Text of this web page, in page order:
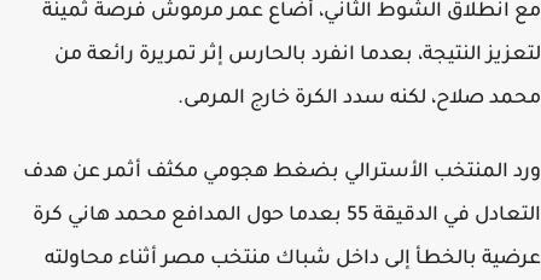
انطلاق الشوط الثاني، أضاع عمر مرموش فرصة ثمينة
النتيجة، بعدما انفرد بالحارس إثر تمريرة رائعة من
صلاح، لكنه سدد الكرة خارج المرمى.
المنتخب الأسترالي بضغط هجومي مكثف أثمر عن هدف
التعادل في الدقيقة 55 بعدما حول المدافع محمد هاني كرة
بالخطأ إلى داخل شباك منتخب مصر أثناء محاولته